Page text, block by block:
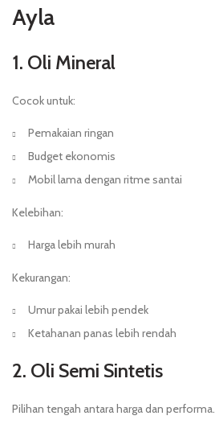
Ayla
1. Oli Mineral
Cocok untuk:
Pemakaian ringan
Budget ekonomis
Mobil lama dengan ritme santai
Kelebihan:
Harga lebih murah
Kekurangan:
Umur pakai lebih pendek
Ketahanan panas lebih rendah
2. Oli Semi Sintetis
Pilihan tengah antara harga dan performa.